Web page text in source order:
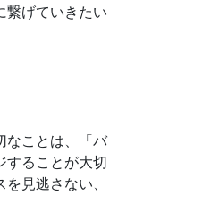
繋げていきたい
なことは、「バ
することが大切
見逃さない、